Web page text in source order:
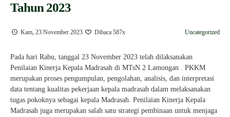
Tahun 2023
Kam, 23 November 2023 Dibaca 587x Uncategorized
Pada hari Rabu, tanggal 23 November 2023 telah dilaksanakan
Penilaian Kinerja Kepala Madrasah di MTsN 2 Lamongan . PKKM
merupakan proses pengumpulan, pengolahan, analisis, dan interpretasi
data tentang kualitas pekerjaan kepala madrasah dalam melaksanakan
tugas pokoknya sebagai kepala Madrasah. Penilaian Kinerja Kepala
Madrasah juga merupakan salah satu strategi pembinaan untuk menjaga